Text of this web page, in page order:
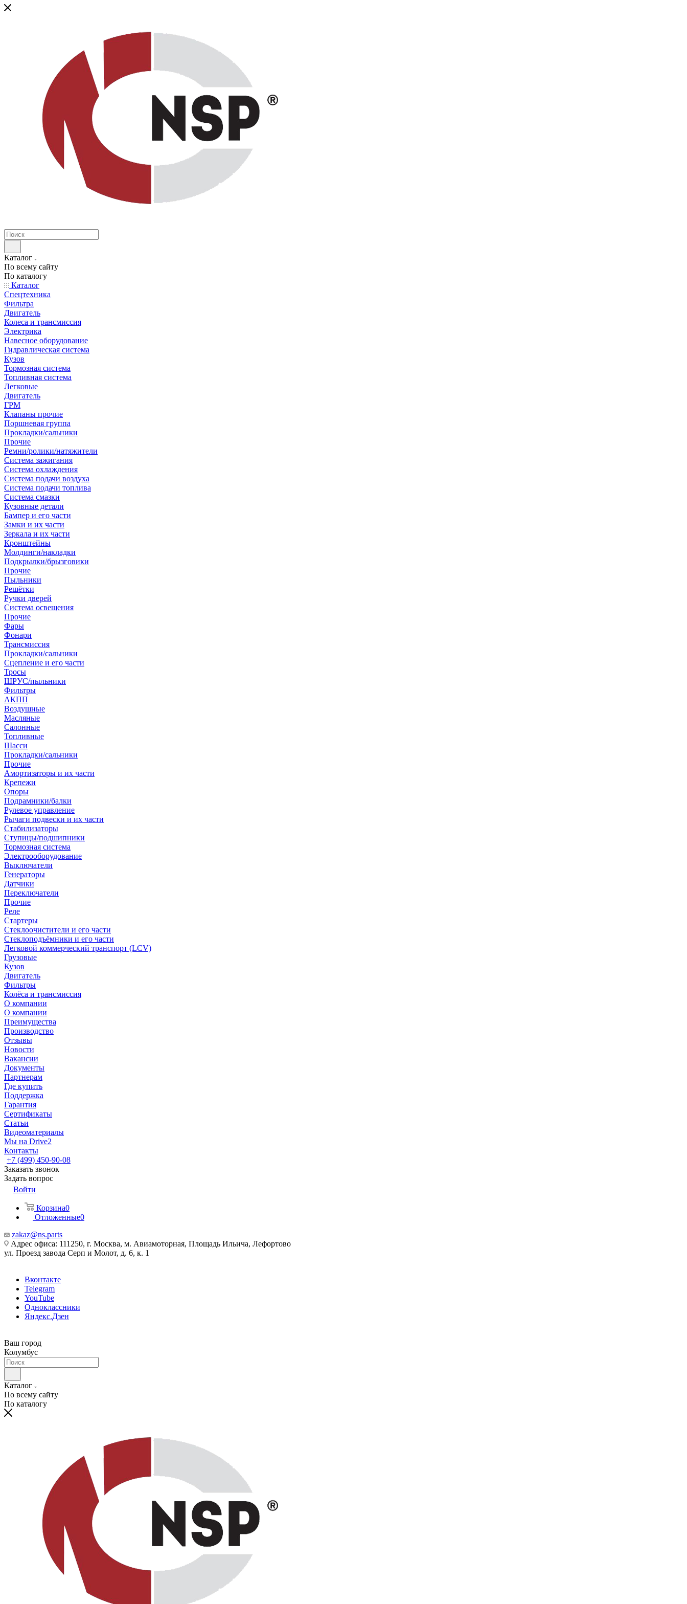
Каталог
По всему сайту
По каталогу
Каталог
Спецтехника
Фильтра
Двигатель
Колеса и трансмиссия
Электрика
Навесное оборудование
Гидравлическая система
Кузов
Тормозная система
Топливная система
Легковые
Двигатель
ГРМ
Клапаны прочие
Поршневая группа
Прокладки/сальники
Прочие
Ремни/ролики/натяжители
Система зажигания
Система охлаждения
Система подачи воздуха
Система подачи топлива
Система смазки
Кузовные детали
Бампер и его части
Замки и их части
Зеркала и их части
Кронштейны
Молдинги/накладки
Подкрылки/брызговики
Прочие
Пыльники
Решётки
Ручки дверей
Система освещения
Прочие
Фары
Фонари
Трансмиссия
Прокладки/сальники
Сцепление и его части
Тросы
ШРУС/пыльники
Фильтры
АКПП
Воздушные
Масляные
Салонные
Топливные
Шасси
Прокладки/сальники
Прочие
Амортизаторы и их части
Крепежи
Опоры
Подрамники/балки
Рулевое управление
Рычаги подвески и их части
Стабилизаторы
Ступицы/подшипники
Тормозная система
Электрооборудование
Выключатели
Генераторы
Датчики
Переключатели
Прочие
Реле
Стартеры
Стеклоочистители и его части
Стеклоподъёмники и его части
Легковой коммерческий транспорт (LCV)
Грузовые
Кузов
Двигатель
Фильтры
Колёса и трансмиссия
О компании
О компании
Преимущества
Производство
Отзывы
Новости
Вакансии
Документы
Партнерам
Где купить
Поддержка
Гарантия
Сертификаты
Статьи
Видеоматериалы
Мы на Drive2
Контакты
+7 (499) 450-90-08
Заказать звонок
Задать вопрос
Войти
Корзина0
Отложенные0
zakaz@ns.parts
Адрес офиса: 111250, г. Москва, м. Авиамоторная, Площадь Ильича, Лефортово
ул. Проезд завода Серп и Молот, д. 6, к. 1
Вконтакте
Telegram
YouTube
Одноклассники
Яндекс.Дзен
Ваш город
Колумбус
Каталог
По всему сайту
По каталогу